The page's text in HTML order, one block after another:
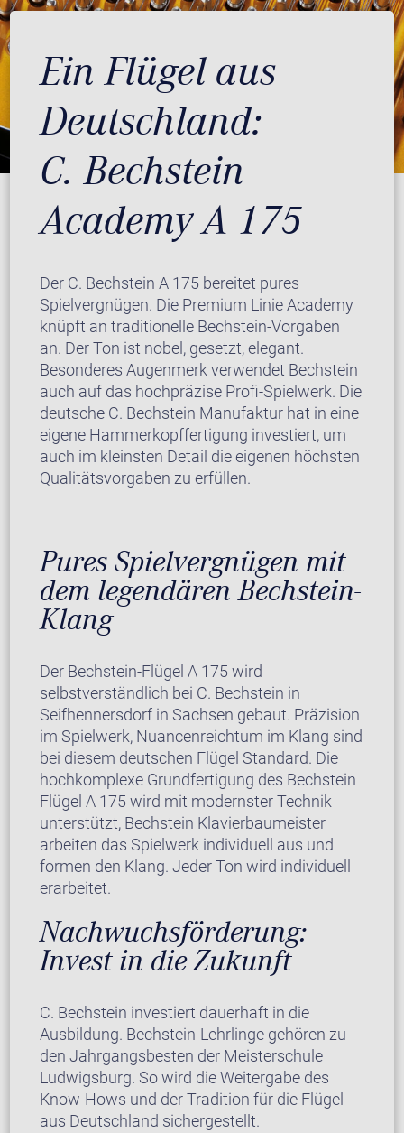
Ein Flügel aus
Deutschland:
C. Bechstein
Academy A 175
Der C. Bechstein A 175 bereitet pures
Spielvergnügen. Die Premium Linie Academy
knüpft an traditionelle Bechstein-Vorgaben
an. Der Ton ist nobel, gesetzt, elegant.
Besonderes Augenmerk verwendet Bechstein
auch auf das hochpräzise Profi-Spielwerk. Die
deutsche C. Bechstein Manufaktur hat in eine
eigene Hammerkopffertigung investiert, um
auch im kleinsten Detail die eigenen höchsten
Qualitätsvorgaben zu erfüllen.
Pures Spielvergnügen mit
dem legendären Bechstein-
Klang
Der Bechstein-Flügel A 175 wird
selbstverständlich bei C. Bechstein in
Seifhennersdorf in Sachsen gebaut. Präzision
im Spielwerk, Nuancenreichtum im Klang sind
bei diesem deutschen Flügel Standard. Die
hochkomplexe Grundfertigung des Bechstein
Flügel A 175 wird mit modernster Technik
unterstützt, Bechstein Klavierbaumeister
arbeiten das Spielwerk individuell aus und
formen den Klang. Jeder Ton wird individuell
erarbeitet.
Nachwuchsförderung:
Invest in die Zukunft
C. Bechstein investiert dauerhaft in die
Ausbildung. Bechstein-Lehrlinge gehören zu
den Jahrgangsbesten der Meisterschule
Ludwigsburg. So wird die Weitergabe des
Know-Hows und der Tradition für die Flügel
aus Deutschland sichergestellt.